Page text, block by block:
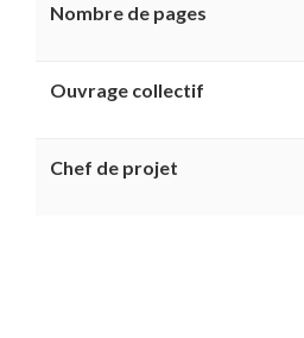
Nombre de pages
Ouvrage collectif
Chef de projet